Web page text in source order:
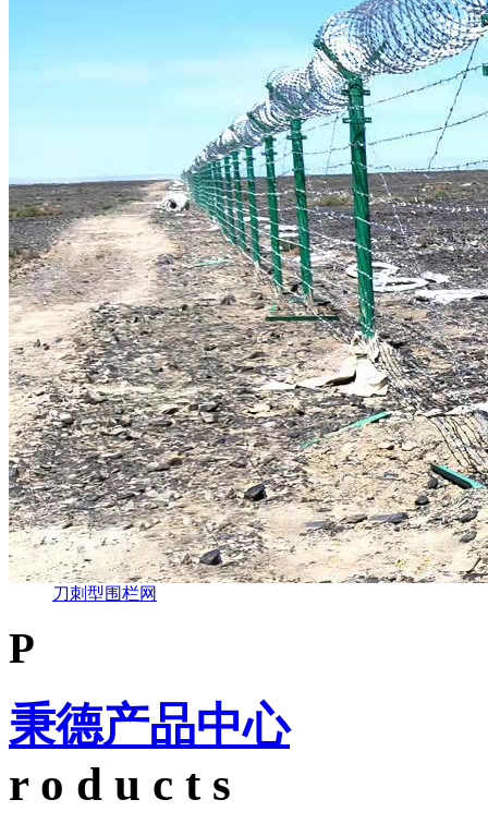
刀刺型围栏网
P
秉德产品中心
r o d u c t s